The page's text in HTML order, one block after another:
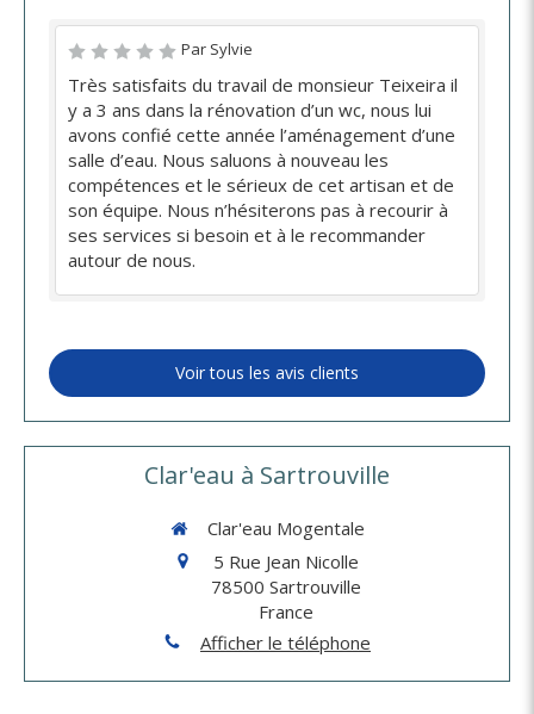
Par Sylvie
Très satisfaits du travail de monsieur Teixeira il
y a 3 ans dans la rénovation d’un wc, nous lui
avons confié cette année l’aménagement d’une
salle d’eau. Nous saluons à nouveau les
compétences et le sérieux de cet artisan et de
son équipe. Nous n’hésiterons pas à recourir à
ses services si besoin et à le recommander
autour de nous.
Voir tous les avis clients
Clar'eau à Sartrouville
Clar'eau Mogentale
5 Rue Jean Nicolle
78500 Sartrouville
France
Afficher le téléphone